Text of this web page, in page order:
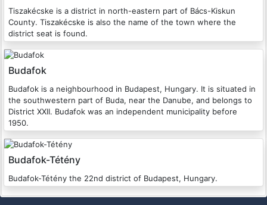
Tiszakécske is a district in north-eastern part of Bács-Kiskun
County. Tiszakécske is also the name of the town where the
district seat is found.
Budafok
Budafok is a neighbourhood in Budapest, Hungary. It is situated in
the southwestern part of Buda, near the Danube, and belongs to
District XXII. Budafok was an independent municipality before
1950.
Budafok-Tétény
Budafok-Tétény the 22nd district of Budapest, Hungary.